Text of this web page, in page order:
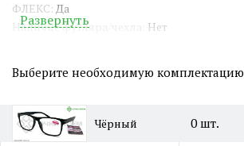
ФЛЕКС: Да
Наличие футляра/чехла: Нет
Ширина оправы:136 мм
Страна происхождения:
Артикул: ES064
Развернуть
Выберите необходимую комплектацию
Чёрный 0шт.